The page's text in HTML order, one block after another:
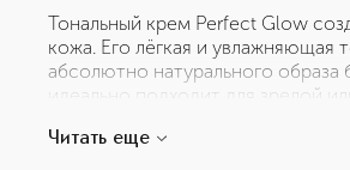
Тональный крем Perfect Glow
кожа. Его лёгкая и увлажняющая
абсолютно натурального
идеально подходит для зрелой
безупречно естественно, сиять
Читать еще